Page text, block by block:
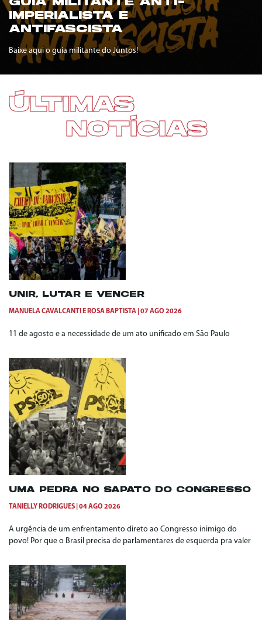
GUIA MILITANTE ANTI-
IMPERIALISTA E
ANTIFASCISTA
Baixe aqui o guia militante do Juntos!
ÚLTIMAS
NOTÍCIAS
UNIR, LUTAR E VENCER
MANUELA CAVALCANTI E ROSA BAPTISTA 07 AGO 2026
11 de agosto e a necessidade de um ato unificado em São Paulo
UMA PEDRA NO SAPATO DO CONGRESSO
TANIELLY RODRIGUES 04 AGO 2026
A urgência de um enfrentamento direto ao Congresso inimigo do
povo! Por que o Brasil precisa de parlamentares de esquerda pra valer